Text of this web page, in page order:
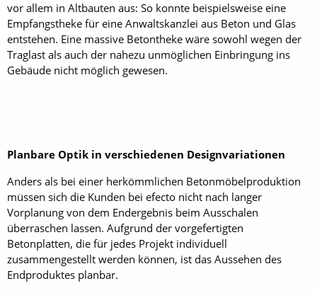
vor allem in Altbauten aus: So konnte beispielsweise eine
Empfangstheke für eine Anwaltskanzlei aus Beton und Glas
entstehen. Eine massive Betontheke wäre sowohl wegen der
Traglast als auch der nahezu unmöglichen Einbringung ins
Gebäude nicht möglich gewesen.
Planbare Optik in verschiedenen Designvariationen
Anders als bei einer herkömmlichen Betonmöbelproduktion
müssen sich die Kunden bei efecto nicht nach langer
Vorplanung von dem Endergebnis beim Ausschalen
überraschen lassen. Aufgrund der vorgefertigten
Betonplatten, die für jedes Projekt individuell
zusammengestellt werden können, ist das Aussehen des
Endproduktes planbar.